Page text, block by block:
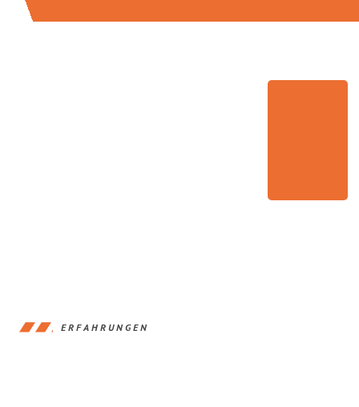
ERFAHRUNGEN